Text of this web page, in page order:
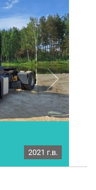
выпуска: 2021.
2021 г.в.